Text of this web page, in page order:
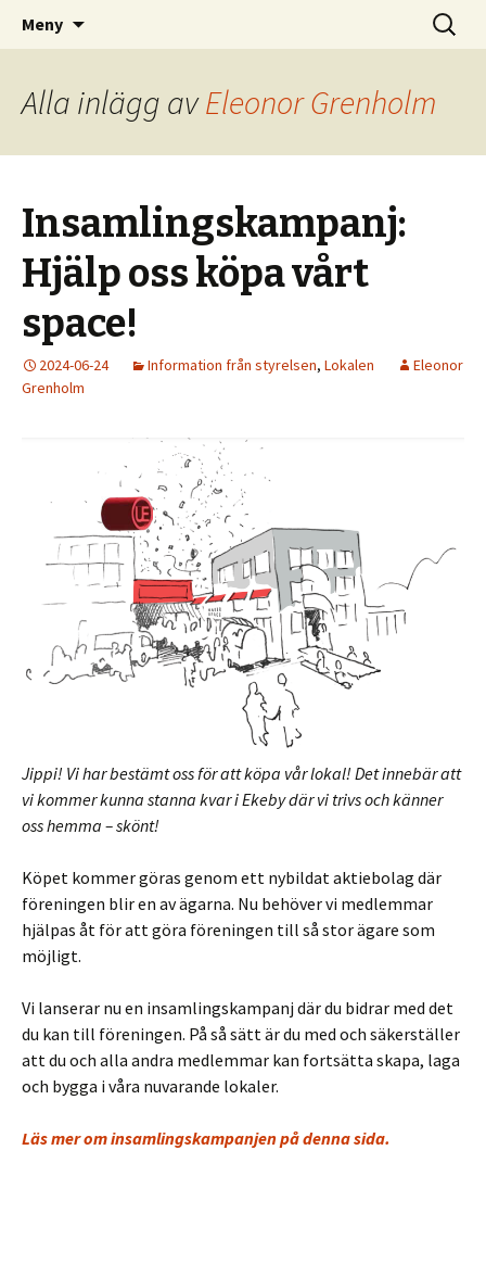
Uppsala Makerspace
Kom och skapa i Uppsala!
Meny
Sök
efter:
Alla inlägg avEleonor Grenholm
Insamlingskampanj:
Hjälp oss köpa vårt
space!
2024-06-24 Information från styrelsen, Lokalen
Eleonor
Grenholm
Jippi! Vi har bestämt oss för att köpa vår lokal! Det innebär att
vi kommer kunna stanna kvar i Ekeby där vi trivs och känner
oss hemma – skönt!
Köpet kommer göras genom ett nybildat aktiebolag där
föreningen blir en av ägarna. Nu behöver vi medlemmar
hjälpas åt för att göra föreningen till så stor ägare som
möjligt.
Vi lanserar nu en insamlingskampanj där du bidrar med det
du kan till föreningen. På så sätt är du med och säkerställer
att du och alla andra medlemmar kan fortsätta skapa, laga
och bygga i våra nuvarande lokaler.
Läs mer om insamlingskampanjen på denna sida.